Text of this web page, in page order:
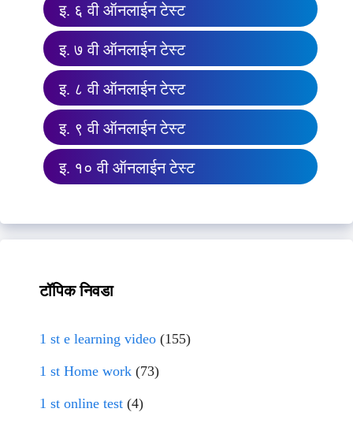
इ. ६ वी ऑनलाईन टेस्ट
इ. ७ वी ऑनलाईन टेस्ट
इ. ८ वी ऑनलाईन टेस्ट
इ. ९ वी ऑनलाईन टेस्ट
इ. १० वी ऑनलाईन टेस्ट
टॉपिक निवडा
1 st e learning video (155)
1 st Home work (73)
1 st online test (4)